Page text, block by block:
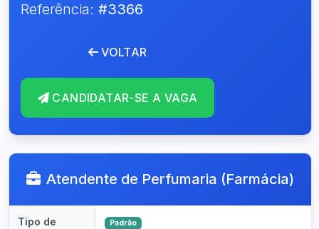
Referência: #3366
VOLTAR
CANDIDATAR-SE A VAGA
Atendente de Perfumaria (Farmácia)
Tipo de
Padrão